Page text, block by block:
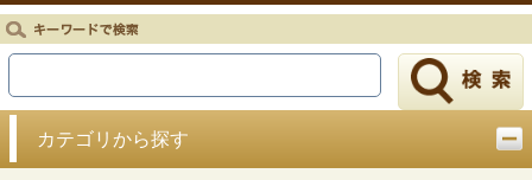
戻る
カテゴリから探す